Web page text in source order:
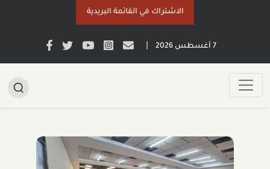
الاشتراك في القائمة البريدية
7 أغسطس 2026